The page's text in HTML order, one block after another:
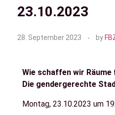
23.10.2023
28. September 2023 by
Wie schaffen wir Räume
Die gendergerechte
Montag, 23.10.2023 um